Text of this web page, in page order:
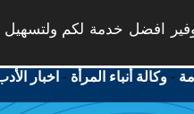
افضل خدمة لكم ولتسهيل
-وكالة أنباء المرأة - اخبار